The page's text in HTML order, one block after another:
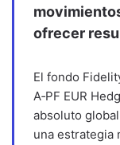
ofrecer
El fondo
A‑PF EUR
absoluto
una estrategia